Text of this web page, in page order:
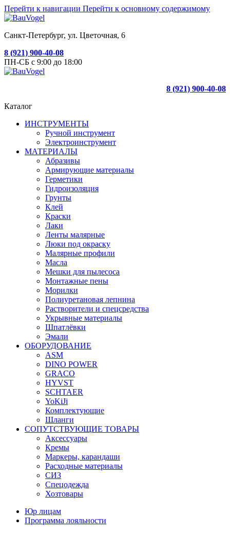
Перейти к навигации Перейти к основному содержимому
Санкт-Петербург, ул. Цветочная, 6
8 (921) 900-40-08
ПН-СБ с 9:00 до 18:00
8 (921) 900-40-08
Каталог
ИНСТРУМЕНТЫ
Ручной инструмент
Электроинструмент
МАТЕРИАЛЫ
Абразивы
Армирующие материалы
Герметики
Гидроизоляция
Грунты
Клей
Краски
Лаки
Ленты малярные
Люки под окраску
Малярные профили
Масла
Мешки для пылесоса
Монтажные пены
Морилки
Полиуретановая лепнина
Растворители и спецсредства
Укрывные материалы
Шпатлёвки
Эмали
ОБОРУДОВАНИЕ
ASM
DINO POWER
GRACO
HYVST
SCHTAER
YoKiJi
Комплектующие
Шланги
СОПУТСТВУЮЩИЕ ТОВАРЫ
Аксессуары
Кремы
Маркеры, карандаши
Расходные материалы
СИЗ
Спецодежда
Хозтовары
Юр лицам
Программа лояльности